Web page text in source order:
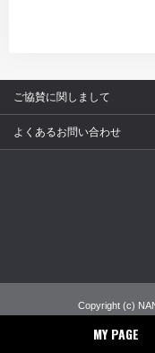
MY PAGE
ご協賛に関しまして
よくあるお問い合わせ
Copyright (c)